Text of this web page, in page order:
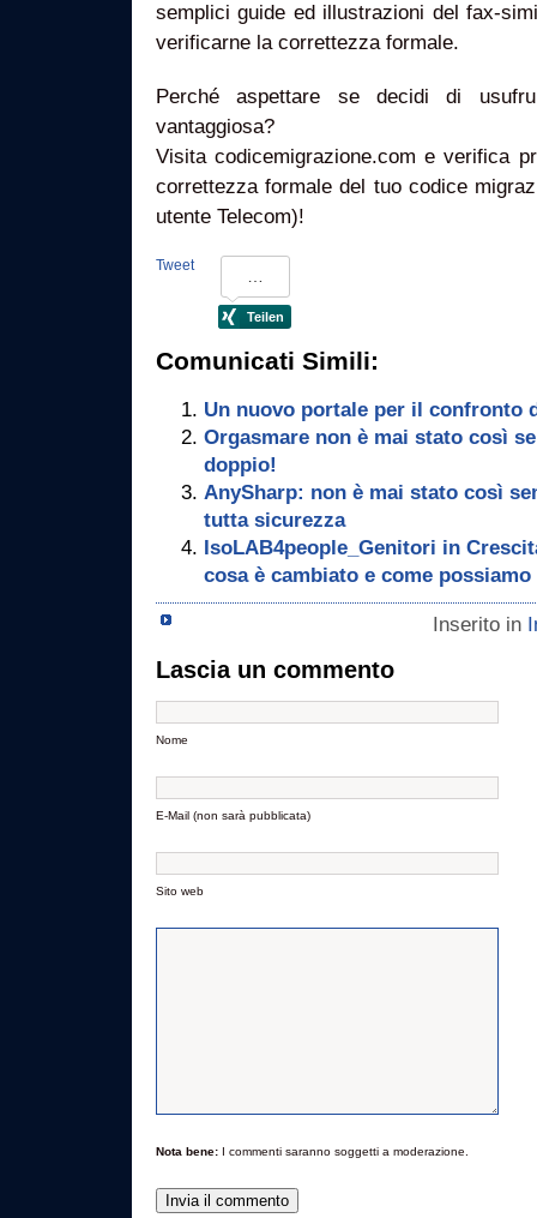
semplici guide ed illustrazioni del fax-
verificarne la correttezza formale.
Perché aspettare se decidi di
vantaggiosa?
Visita codicemigrazione.com e verifica
correttezza formale del tuo codice
utente Telecom)!
Tweet
Comunicati Simili:
Un nuovo portale per il confronto
Orgasmare non è mai stato così
doppio!
AnySharp: non è mai stato così
tutta sicurezza
IsoLAB4people_Genitori in
cosa è cambiato e come possiamo
Inserito in
Lascia un commento
Nome
E-Mail (non sarà pubblicata)
Sito web
Nota bene: I commenti saranno soggetti a moderazione.